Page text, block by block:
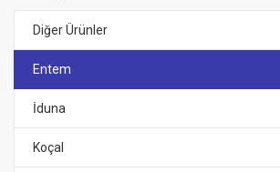
Diğer Ürünler
Entem
İduna
Koçal